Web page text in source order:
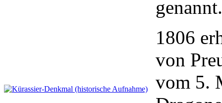
genannt.
1806
von
vom 5.